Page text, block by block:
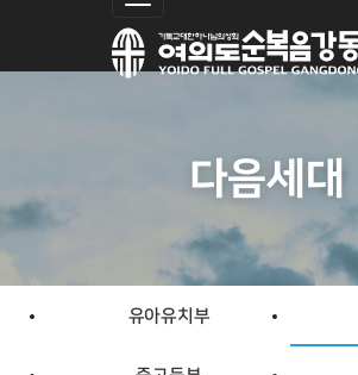
다음세대
유아유치부
비밀번호 입력
닫기